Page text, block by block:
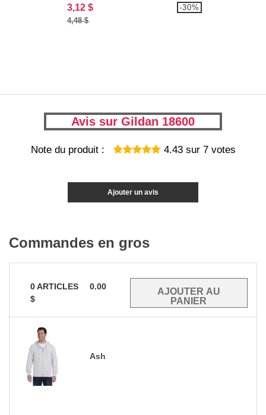
3,12 $
4,48 $
-30%
Avis sur Gildan 18600
Note du produit : 4.43sur 7votes
Ajouter un avis
Commandes en gros
0ARTICLES
0.00
$
Ash